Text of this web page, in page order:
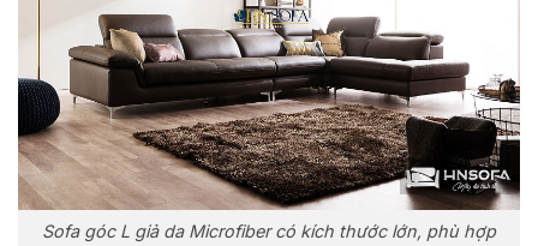
Sofa góc L giả da Microfiber có kích thước lớn, phù hợp